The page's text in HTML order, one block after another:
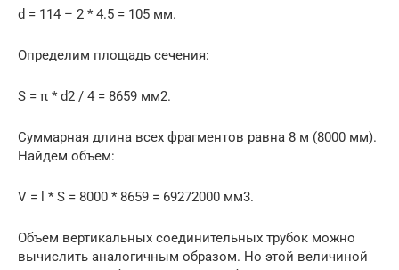
d = 114 – 2 * 4.5 = 105 мм.
Определим площадь сечения:
S = π * d2 / 4 = 8659 мм2.
Суммарная длина всех фрагментов равна 8 м (8000 мм).
Найдем объем:
V = l * S = 8000 * 8659 = 69272000 мм3.
Объем вертикальных соединительных трубок можно
вычислить аналогичным образом. Но этой величиной